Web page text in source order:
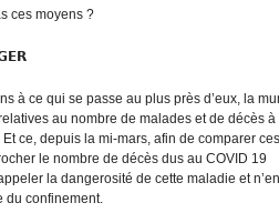
ces moyens ?
à ce qui se passe au plus près d’eux, la
au nombre de malades et de décès
ce, depuis la mi-mars, afin de comparer
le nombre de décès dus au COVID 19
la dangerosité de cette maladie et
du confinement.